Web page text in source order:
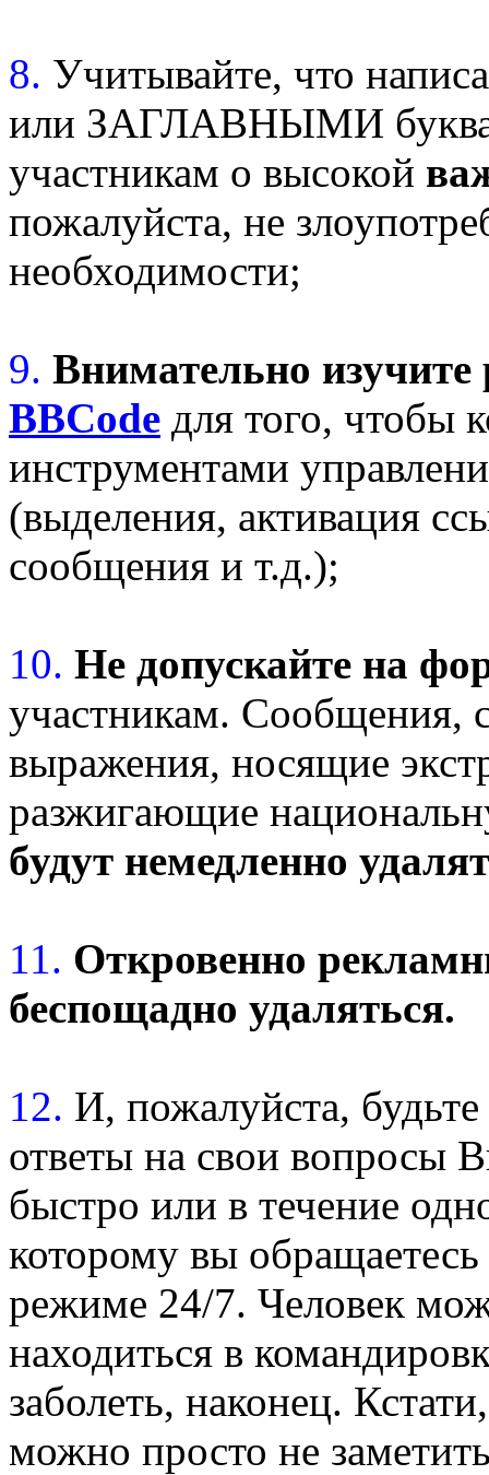
8. Учитывайте, что
или ЗАГЛАВНЫМИ
участникам о высокой
пожалуйста, не
необходимости;
9. Внимательно
BBCode для того, чтобы
инструментами
(выделения, активация
сообщения и т.д.);
10. Не допускайте на
участникам. Сообщения,
выражения, носящие
разжигающие
будут немедленно
11. Откровенно
беспощадно удаляться.
12. И, пожалуйста,
ответы на свои вопросы
быстро или в течение
которому вы
режиме 24/7. Человек
находиться в
заболеть, наконец.
можно просто не